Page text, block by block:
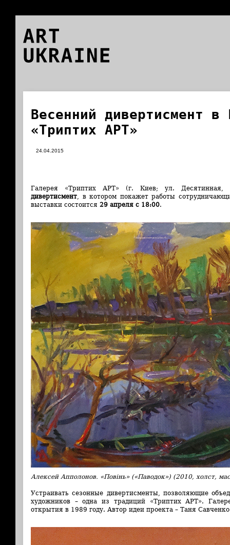
ART
UKRAINE
Весенний дивертисмент в
«Триптих АРТ»
24.04.2015
Галерея «Триптих АРТ» (г. Киев; ул.
дивертисмент, в котором покажет работы
выставки состоится 29 апреля с 18:00.
Алексей Апполонов. «Повінь» («Паводок») (2010, холст,
Устраивать сезонные дивертисменты, позволяющие
художников – одна из традиций «Триптих АРТ».
открытия в 1989 году. Автор идеи проекта – Таня